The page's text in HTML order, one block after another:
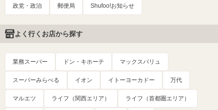
政党・政治 郵便局 Shufoo!お知らせ
よく行くお店から探す
業務スーパー ドン・キホーテ マックスバリュ
スーパーみらべる イオン イトーヨーカドー 万代
マルエツ ライフ（関西エリア） ライフ（首都圏エリア）